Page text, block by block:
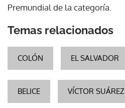
Premundial de la categoría.
Temas relacionados
COLÓN EL SALVADOR
BELICE VÍCTOR SUÁREZ